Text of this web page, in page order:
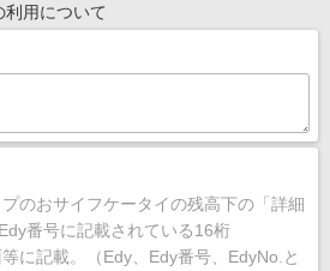
用について
のおサイフケータイの残高下の「詳細
番号に記載されている16桁
に記載。（Edy、Edy番号、EdyNo.と